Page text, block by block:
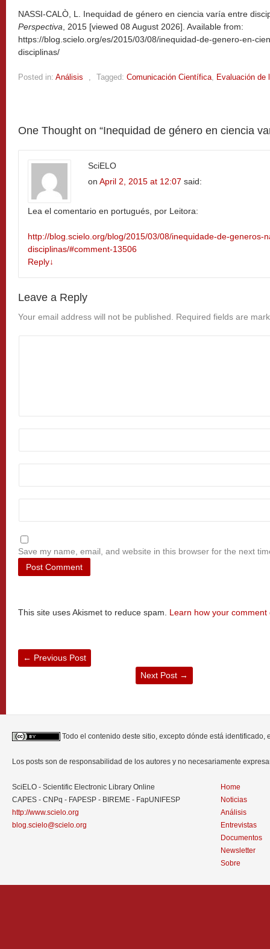
NASSI-CALÒ, L. Inequidad de género en ciencia varía entre
Perspectiva , 2015 [viewed 08 August 2026]. Available from:
https://blog.scielo.org/es/2015/03/08/inequidad-de-genero-en-
disciplinas/
Posted in: Análisis Tagged: Comunicación Científica Evaluación de
One Thought on “Inequidad de género en ciencia
SciELO
on April 2, 2015 at 12:07 said:
Lea el comentario en portugués, por Leitora:
http://blog.scielo.org/blog/2015/03/08/inequidade-de-generos-
disciplinas/#comment-13506
Reply↓
Leave a Reply
Your email address will not be published. Required fields are
Save my name, email, and website in this browser for the next
This site uses Akismet to reduce spam. Learn how your
← Previous Post
Next Post →
Todo el contenido deste sitio, excepto dónde está identificado,
Los posts son de responsabilidad de los autores y no necesariamente
SciELO - Scientific Electronic Library Online
CAPES - CNPq - FAPESP - BIREME - FapUNIFESP
http://www.scielo.org
blog.scielo@scielo.org
Home
Noticias
Análisis
Entrevistas
Documentos
Newsletter
Sobre